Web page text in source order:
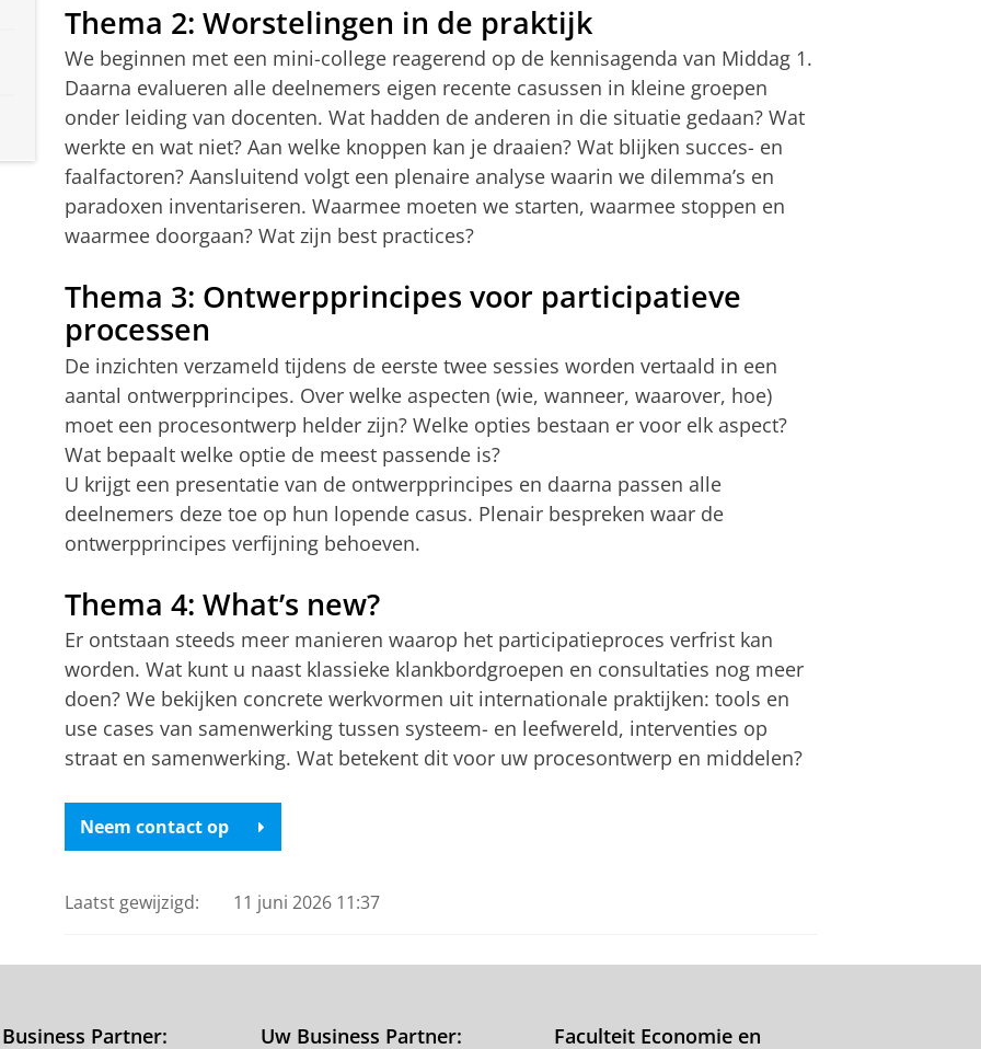
Thema 2: Worstelingen in de praktijk
We beginnen met een mini-college reagerend op de kennisagenda van Middag 1.
Daarna evalueren alle deelnemers eigen recente casussen in kleine groepen
onder leiding van docenten. Wat hadden de anderen in die situatie gedaan? Wat
werkte en wat niet? Aan welke knoppen kan je draaien? Wat blijken succes- en
faalfactoren? Aansluitend volgt een plenaire analyse waarin we dilemma’s en
paradoxen inventariseren. Waarmee moeten we starten, waarmee stoppen en
waarmee doorgaan? Wat zijn best practices?
Thema 3: Ontwerpprincipes voor participatieve
processen
De inzichten verzameld tijdens de eerste twee sessies worden vertaald in een
aantal ontwerpprincipes. Over welke aspecten (wie, wanneer, waarover, hoe)
moet een procesontwerp helder zijn? Welke opties bestaan er voor elk aspect?
Wat bepaalt welke optie de meest passende is?
U krijgt een presentatie van de ontwerpprincipes en daarna passen alle
deelnemers deze toe op hun lopende casus. Plenair bespreken waar de
ontwerpprincipes verfijning behoeven.
Thema 4: What’s new?
Er ontstaan steeds meer manieren waarop het participatieproces verfrist kan
worden. Wat kunt u naast klassieke klankbordgroepen en consultaties nog meer
doen? We bekijken concrete werkvormen uit internationale praktijken: tools en
use cases van samenwerking tussen systeem- en leefwereld, interventies op
straat en samenwerking. Wat betekent dit voor uw procesontwerp en middelen?
Neem contact op
Laatst gewijzigd: 11 juni 2026 11:37
Partner:
Uw Business Partner:
Faculteit Economie en